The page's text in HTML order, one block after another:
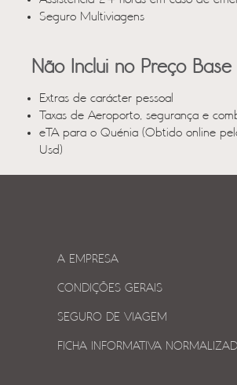
Seguro Multiviagens
Não Inclui no Preço Base
Extras de carácter pessoal
Taxas de Aeroporto, segurança e
eTA para o Quénia (Obtido online
Usd)
A EMPRESA
CONDIÇÕES GERAIS
SEGURO DE VIAGEM
FICHA INFORMATIVA